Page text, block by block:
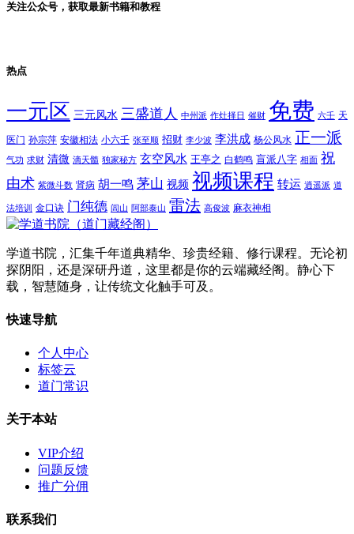
关注公众号，获取最新书籍和教程
热点
一元区 三元风水 三盛道人 中州派 作灶择日 催财 免费 六壬 天
医门 孙宗萍 安徽相法 小六壬 张至顺 招财 李少波 李洪成 杨公风水 正一派
气功 求财 清微 滴天髓 独家秘方 玄空风水 王亭之 白鹤鸣 盲派八字 相面 祝
由术 紫微斗数 肾病 胡一鸣 茅山 视频 视频课程 转运 逍遥派 道
法培训 金口诀 门纯德 闾山 阿部泰山 雷法 高俊波 麻衣神相
学道书院，汇集千年道典精华、珍贵经籍、修行课程。无论初
探阴阳，还是深研丹道，这里都是你的云端藏经阁。静心下
载，智慧随身，让传统文化触手可及。
快速导航
个人中心
标签云
道门常识
关于本站
VIP介绍
问题反馈
推广分佣
联系我们